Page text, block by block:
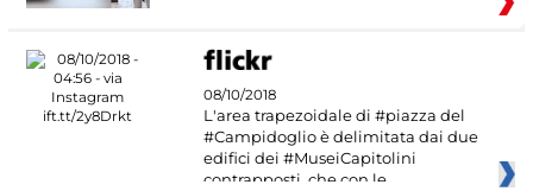
08/10/2018
L'area trapezoidale di #piazza del
#Campidoglio è delimitata dai due
edifici dei #MuseiCapitolini
contrapposti, che con le